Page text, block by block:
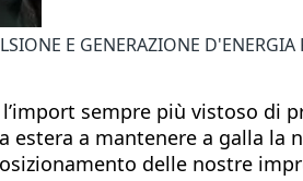
E GENERAZIONE
sempre più vistoso di
estera a mantenere a galla
delle nostre